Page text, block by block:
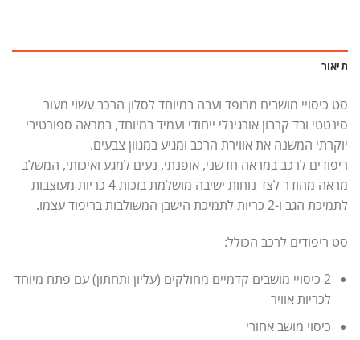
תיאור
סט כיסויי מושבים מרופד ועבה במיוחד לסלון הרכב עשוי מעור
סינטטי ובד קרבון אורגינלי ייחודי ועמיד במיוחד, במראה ספורטיבי
יוקרתי המשנה את אווירת הרכב ומגיע במגוון צבעים.
ריפודים לרכב במראה חדשני, אופנתי, נעים למגע ואיכותי, המשלב
מראה מהודר לצד נוחות ישיבה מושלמת בזכות 4 כריות מעוצבות
לתמיכת הגב ו-2 כריות לתמיכת הישבן המשולבות בריפוד עצמו.
סט ריפודים לרכב הכולל:
2 כיסויי מושבים קדמיים מחולקים (עליון ותחתון) עם פתח מיוחד
לכריות אוויר
כיסוי מושב אחורי